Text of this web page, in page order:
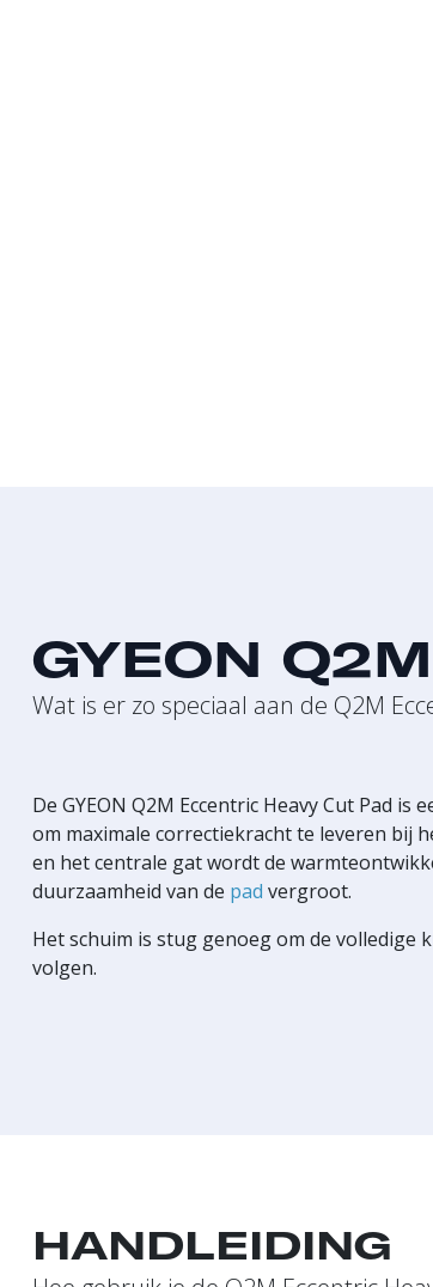
GYEON
Wat is er zo speciaal aan de Q2M
De GYEON Q2M Eccentric Heavy Cut Pad is
om maximale correctiekracht te leveren bij
en het centrale gat wordt de
duurzaamheid van de pad vergroot.
Het schuim is stug genoeg om de volledige
volgen.
HANDLEIDING